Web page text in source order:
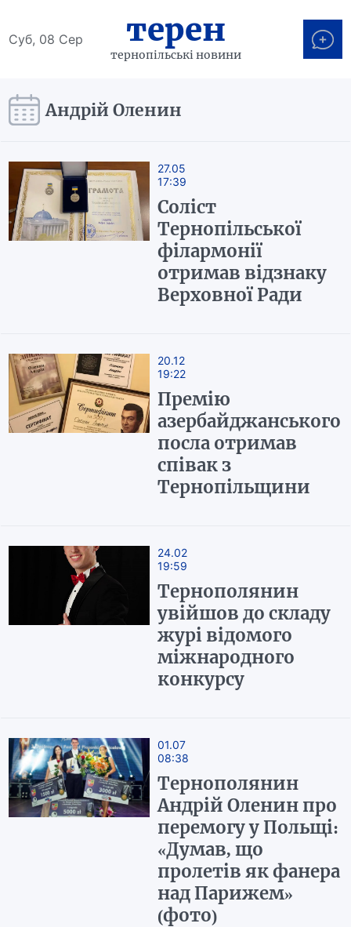
Суб, 08 Сер терен
тернопільські новини
Андрій Оленин
27.05
17:39
Соліст
Тернопільської
філармонії
отримав відзнаку
Верховної Ради
20.12
19:22
Премію
азербайджанського
посла отримав
співак з
Тернопільщини
24.02
19:59
Тернополянин
увійшов до складу
журі відомого
міжнародного
конкурсу
01.07
08:38
Тернополянин
Андрій Оленин про
перемогу у Польщі:
«Думав, що
пролетів як фанера
над Парижем»
(фото)